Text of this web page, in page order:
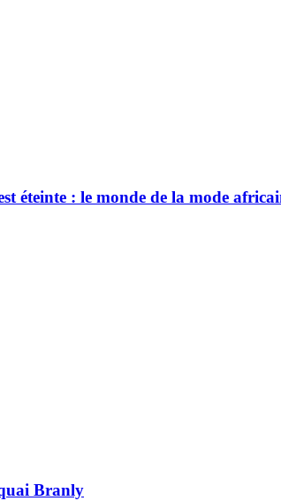
éteinte : le monde de la mode
Branly